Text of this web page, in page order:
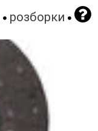
розборки